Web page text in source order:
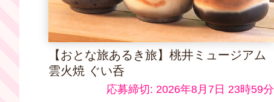
【おとな旅あるき旅】桃井ミュージアム
雲火焼 ぐい呑
応募締切: 2026年8月7日 23時59分